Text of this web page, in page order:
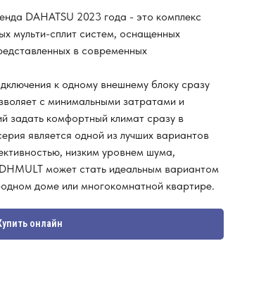
DAHATSU 2023 года - это комплекс
мульти-сплит систем, оснащенных
в современных
к одному внешнему блоку сразу
с минимальными затратами и
задать комфортный климат сразу в
является одной из лучших вариантов
низким уровнем шума,
может стать идеальным вариантом
доме или многокомнатной квартире.
онлайн